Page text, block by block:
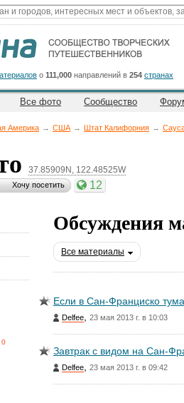
о 111,000 направлений в 254 странах
Все фото Сообщество
Америка → CША → Штат Калифорния →
37.85909N, 122.48525W
Хочу посетить 12
0
Обсуждения
Все материалы
Если в Сан-Франциско
Delfee 23 мая 2013 г. в 10:03
Завтрак с видом на Сан-
Delfee 23 мая 2013 г. в 09:42